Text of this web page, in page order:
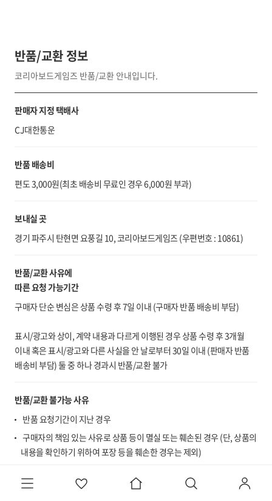
반품/교환 정보
코리아보드게임즈 반품/교환 안내입니다.
판매자 지정 택배사
CJ대한통운
반품 배송비
편도 3,000원(최초 배송비 무료인 경우 6,000원 부과)
보내실 곳
경기 파주시 탄현면 요풍길 10, 코리아보드게임즈 (우편번호 : 10861)
반품/교환 사유에
따른 요청 가능기간
구매자 단순 변심은 상품 수령 후 7일 이내 (구매자 반품 배송비 부담)
표시/광고와 상이, 계약 내용과 다르게 이행된 경우 상품 수령 후 3개월
이내 혹은 표시/광고와 다른 사실을 안 날로부터 30일 이내 (판매자 반품
배송비 부담) 둘 중 하나 경과시 반품/교환 불가
반품/교환 불가능 사유
반품 요청기간이 지난 경우
구매자의 책임 있는 사유로 상품 등이 멸실 또는 훼손된 경우 (단, 상품의
내용을 확인하기 위하여 포장 등을 훼손한 경우는 제외)
경우